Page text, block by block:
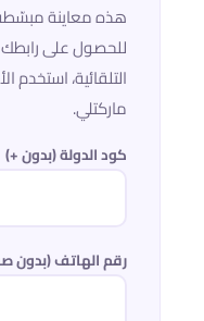
هذه معاينة
التلقائية، استخدم
ماركتلي.
كود الدولة (بدون +)
رقم الهاتف (بدون